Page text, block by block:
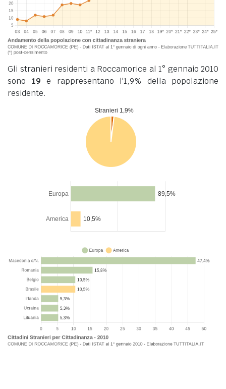
Gli stranieri residenti a Roccamorice al 1° gennaio 2010
sono 19 e rappresentano l'1,9% della popolazione
residente.